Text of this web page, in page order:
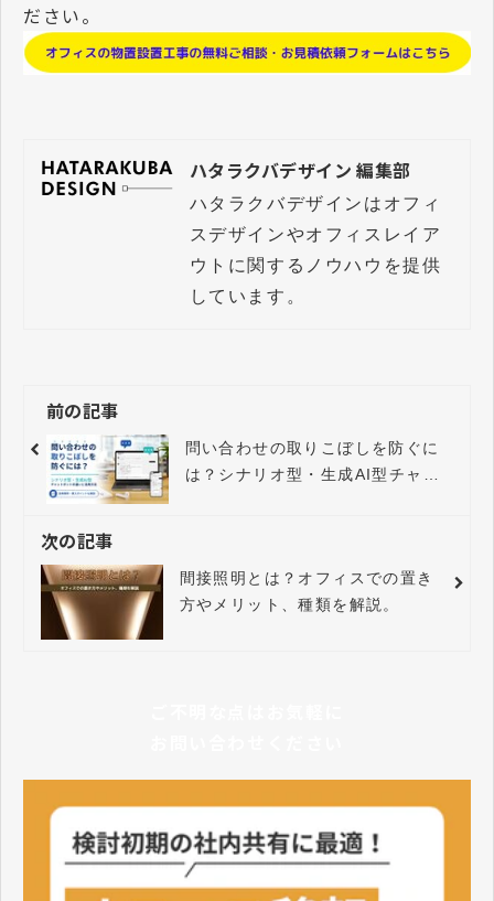
ださい。
ハタラクバデザイン 編集部
ハタラクバデザインはオフィ
スデザインやオフィスレイア
ウトに関するノウハウを提供
しています。
前の記事
問い合わせの取りこぼしを防ぐに
は？シナリオ型・生成AI型チャッ
次の記事
間接照明とは？オフィスでの置き
方やメリット、種類を解説。